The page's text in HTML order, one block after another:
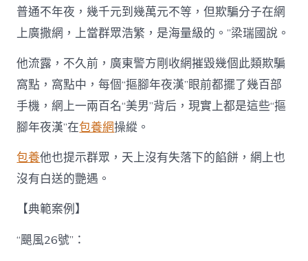
普通不年夜，幾千元到幾萬元不等，但欺騙分子在網
上廣撒網，上當群眾浩繁，是海量級的。”梁瑞國說。
他流露，不久前，廣東警方剛收網摧毀幾個此類欺騙
窩點，窩點中，每個“摳腳年夜漢”眼前都擺了幾百部
手機，網上一兩百名“美男”背后，現實上都是這些“摳
腳年夜漢”在包養網操縱。
包養他也提示群眾，天上沒有失落下的餡餅，網上也
沒有白送的艷遇。
【典範案例】
“颶風26號”：